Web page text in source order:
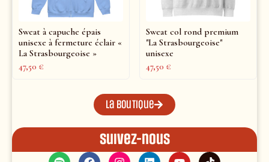
Sweat à capuche épais
unisexe à fermeture éclair «
La Strasbourgeoise »
47,50 €
Sweat col rond premium
"La Strasbourgeoise"
unisexe
47,50 €
La boutique
Suivez-nous